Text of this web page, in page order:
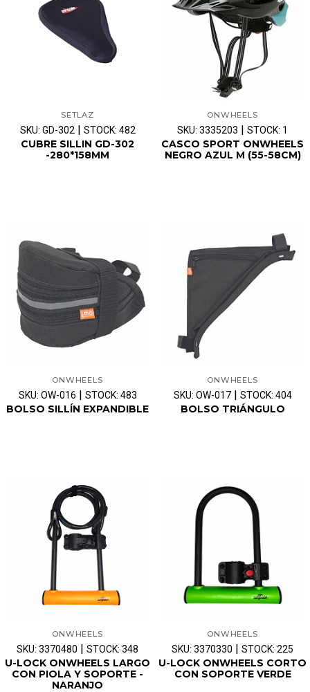
SETLAZ
SKU: GD-302| STOCK: 482
CUBRE SILLIN GD-302
-280*158MM
ONWHEELS
SKU: 3335203 | STOCK: 1
CASCO SPORT ONWHEELS
NEGRO AZUL M (55-58CM)
ONWHEELS
SKU: OW-016 | STOCK: 483
BOLSO SILLÍN EXPANDIBLE
ONWHEELS
SKU: OW-017| STOCK: 404
BOLSO TRIÁNGULO
ONWHEELS
SKU: 3370480 | STOCK: 348
U-LOCK ONWHEELS LARGO
CON PIOLA Y SOPORTE -
NARANJO
ONWHEELS
SKU: 3370330 | STOCK: 225
U-LOCK ONWHEELS CORTO
CON SOPORTE VERDE